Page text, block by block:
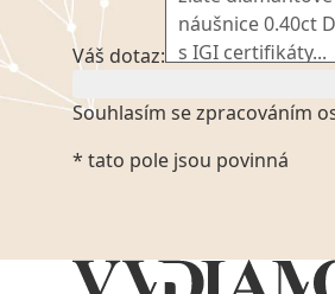
Váš dotaz:
Souhlasím se zpracováním
Kliknutím na výše uvedený
platném znění výslovně
VVDiamonds s.r.o., IČO:
* tato pole jsou povinná